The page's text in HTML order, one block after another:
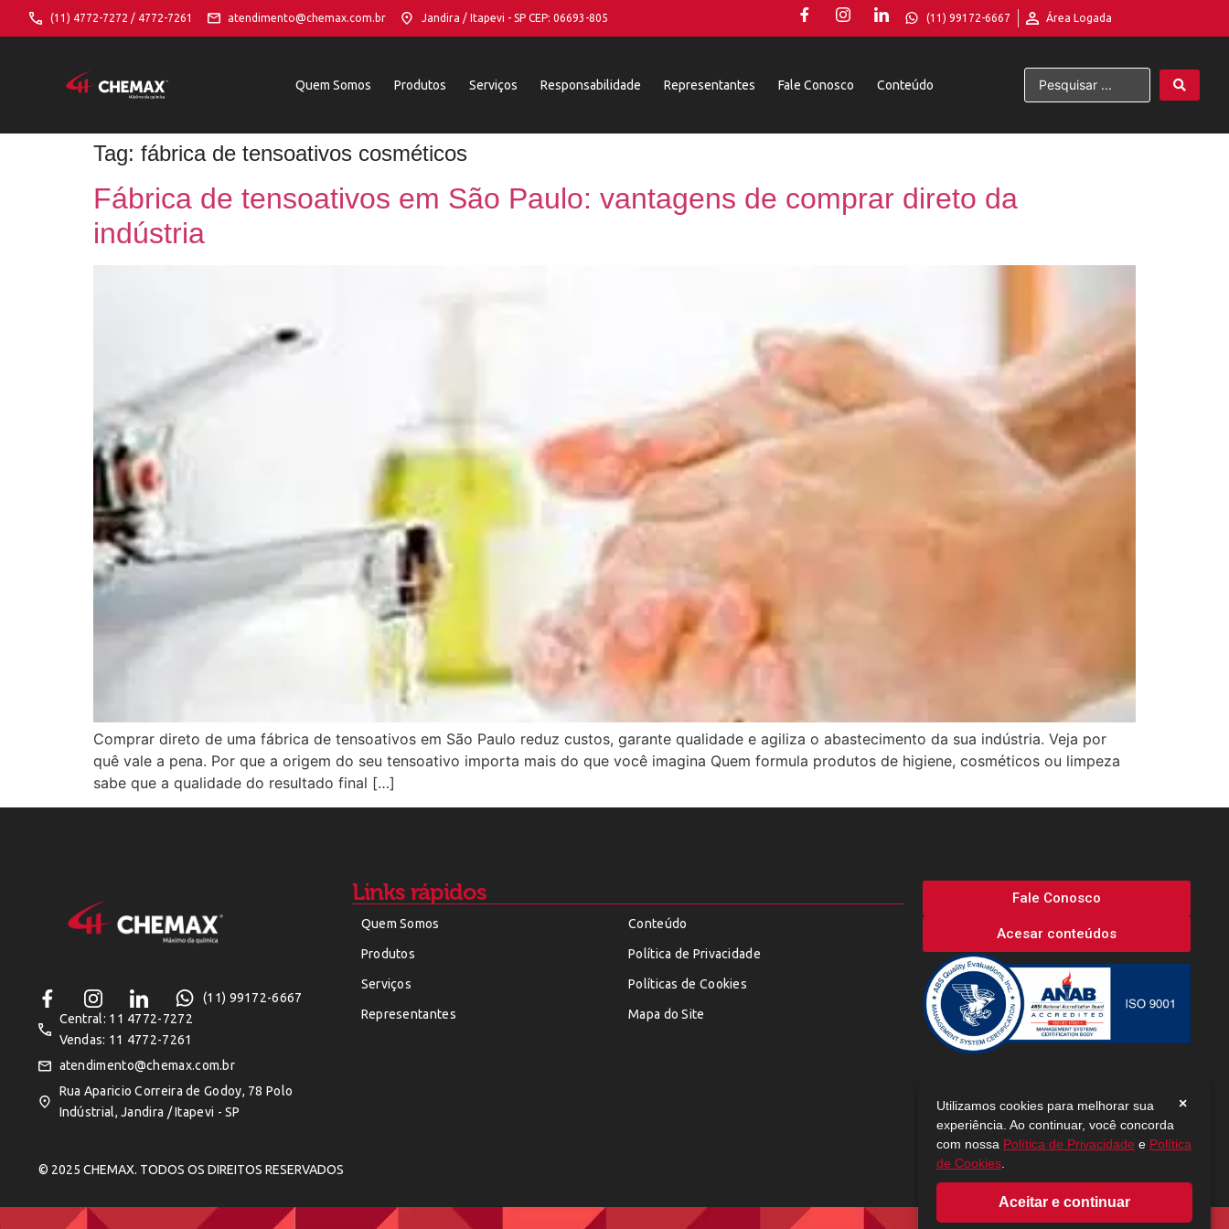
(11) 4772-7272 / 4772-7261 atendimento@chemax.com.br Jandira / Itapevi - SP CEP: 06693-805 (11) 99172-6667 Área Logada
Quem Somos Produtos Serviços Responsabilidade Representantes Fale Conosco Conteúdo
Tag: fábrica de tensoativos cosméticos
Fábrica de tensoativos em São Paulo: vantagens de comprar direto da
indústria
Comprar direto de uma fábrica de tensoativos em São Paulo reduz custos, garante qualidade e agiliza o abastecimento da sua indústria. Veja por
quê vale a pena. Por que a origem do seu tensoativo importa mais do que você imagina Quem formula produtos de higiene, cosméticos ou limpeza
sabe que a qualidade do resultado final […]
(11) 99172-6667
Central: 11 4772-7272
Vendas: 11 4772-7261
atendimento@chemax.com.br
Rua Aparicio Correira de Godoy, 78 Polo
Indústrial, Jandira / Itapevi - SP
Links rápidos
Quem Somos
Produtos
Serviços
Representantes
Conteúdo
Política de Privacidade
Políticas de Cookies
Mapa do Site
Fale Conosco
Acesar conteúdos
© 2025 CHEMAX. TODOS OS DIREITOS RESERVADOS
×
Utilizamos cookies para melhorar sua
experiência. Ao continuar, você concorda
com nossa Política de Privacidade e Política
de Cookies
Aceitar e continuar